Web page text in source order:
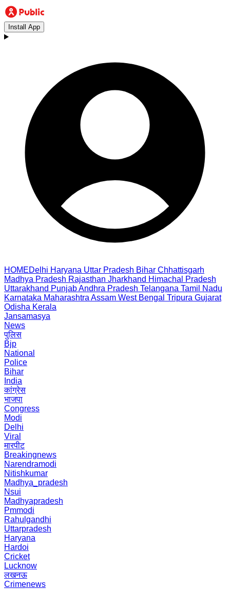
Install App
HOMEDelhi Haryana Uttar Pradesh Bihar Chhattisgarh
Madhya Pradesh Rajasthan Jharkhand Himachal Pradesh
Uttarakhand PunjabAndhra Pradesh Telangana Tamil Nadu
Karnataka Maharashtra Assam West Bengal Tripura Gujarat
Odisha Kerala
Jansamasya
News
पुलिस
Bjp
National
Police
Bihar
India
कांग्रेस
भाजपा
Congress
Modi
Delhi
Viral
मारपीट
Breakingnews
Narendramodi
Nitishkumar
Madhya_pradesh
Nsui
Madhyapradesh
Pmmodi
Rahulgandhi
Uttarpradesh
Haryana
Hardoi
Cricket
Lucknow
लखनऊ
Crimenews